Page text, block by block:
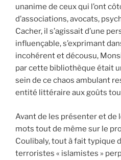
unanime de ceux qui l’ont
d’associations, avocats,
Cacher, il s’agissait d’une
influençable, s’exprimant
incohérent et décousu,
par cette bibliothèque était
sein de ce chaos ambulant
entité littéraire aux goûts
Avant de les présenter et de
mots tout de même sur le
Coulibaly, tout à fait typique
terroristes « islamistes »